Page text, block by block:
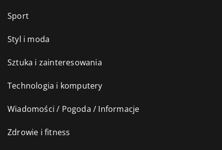
Sport
Styl i moda
Sztuka i zainteresowania
Technologia i komputery
Wiadomości / Pogoda / Informacje
Zdrowie i fitness